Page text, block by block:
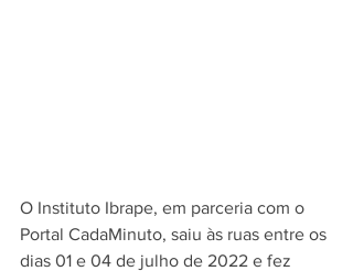
O Instituto Ibrape, em parceria com o
Portal CadaMinuto, saiu às ruas entre os
dias 01 e 04 de julho de 2022 e fez